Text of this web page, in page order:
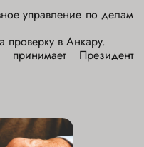
управление по делам
проверку в Анкару.
принимает Президент